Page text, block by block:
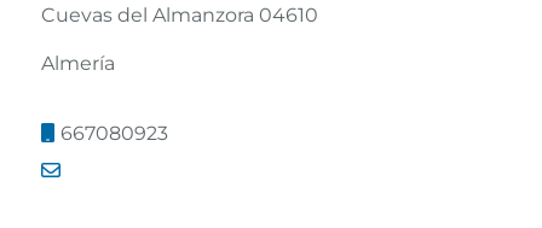
Cuevas del Almanzora 04610
Almería
667080923